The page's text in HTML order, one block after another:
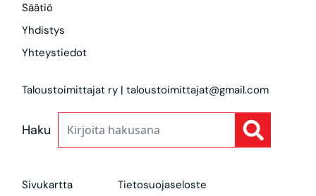
Säätiö
Yhdistys
Yhteystiedot
Taloustoimittajat ry | taloustoimittajat@gmail.com
Haku
Sivukartta Tietosuojaseloste